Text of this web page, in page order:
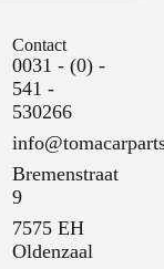
Contact
0031 - (0) -
541 -
530266
Bremenstraat
9
7575 EH
Oldenzaal